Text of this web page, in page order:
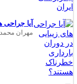
آیا جراحی
مهران